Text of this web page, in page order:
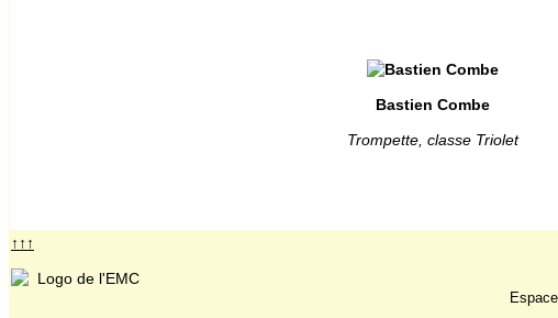
Bastien Combe
Trompette, classe Triolet
↑↑↑